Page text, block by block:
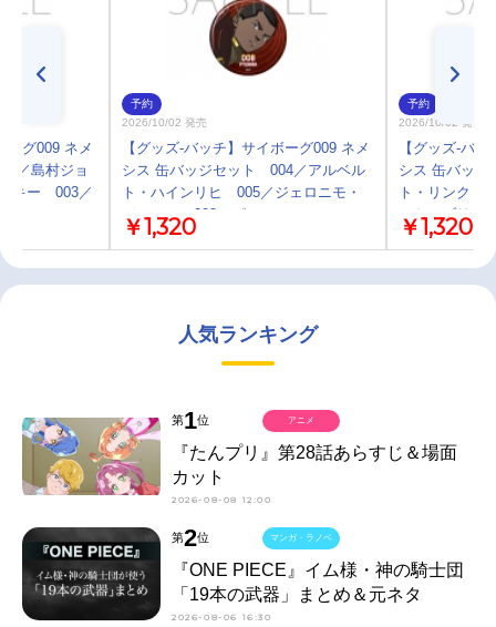
ーグ009 ネメ
／島村ジョ
キー 003／
予約
2026/10/02 発売
【グッズ-バッチ】サイボーグ009 ネメ
シス 缶バッジセット 004／アルベル
ト・ハインリヒ 005／ジェロニモ・
ジュニア 008／ピュンマ
￥1,320
予約
2026/10/02 発売
【グッズ-バ
シス 缶バッ
ト・リンク
ート・ブリテ
￥1,320
人気ランキング
第1位
『たんプリ』第28話あらすじ＆場面
カット
2026-08-08 12:00
アニメ
第2位
『ONE PIECE』イム様・神の騎士団
「19本の武器」まとめ＆元ネタ
2026-08-06 16:30
マンガ・ラノベ